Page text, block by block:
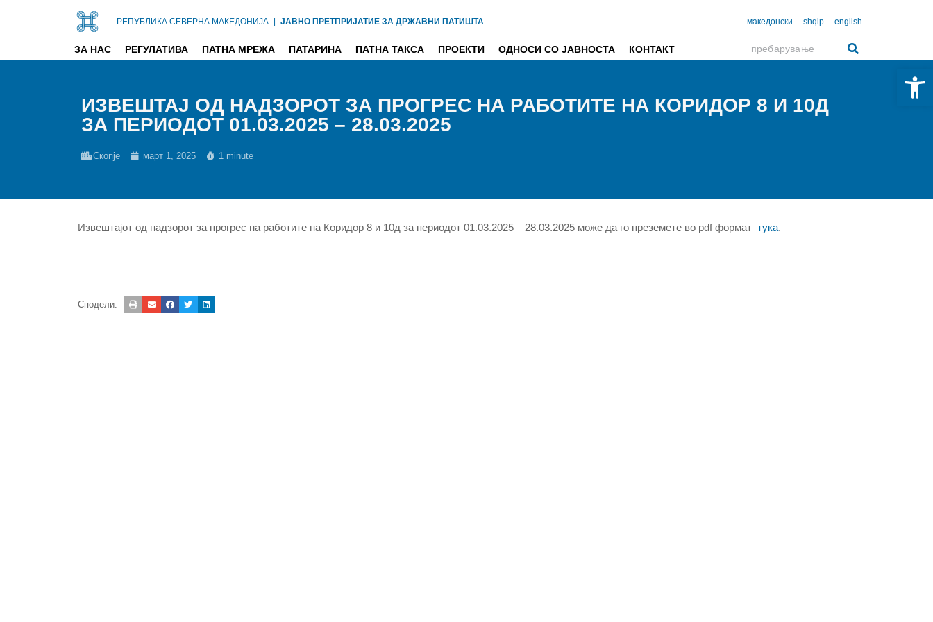
РЕПУБЛИКА СЕВЕРНА МАКЕДОНИЈА | ЈАВНО ПРЕТПРИЈАТИЕ ЗА ДРЖАВНИ ПАТИШТА македонски shqip english
ЗА НАС РЕГУЛАТИВА ПАТНА МРЕЖА ПАТАРИНА ПАТНА ТАКСА ПРОЕКТИ ОДНОСИ СО ЈАВНОСТА КОНТАКТ
ИЗВЕШТАЈ ОД НАДЗОРОТ ЗА ПРОГРЕС НА РАБОТИТЕ НА КОРИДОР 8 И 10Д
ЗА ПЕРИОДОТ 01.03.2025 – 28.03.2025
Скопје март 1, 2025 1 minute
Извештајот од надзорот за прогрес на работите на Коридор 8 и 10д за периодот 01.03.2025 – 28.03.2025 може да го преземете во pdf формат тука.
Сподели: